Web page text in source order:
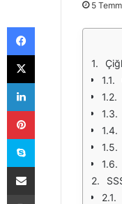
5
Facebook
X
LinkedIn
Pinterest
Skype
E-Posta ile paylaş